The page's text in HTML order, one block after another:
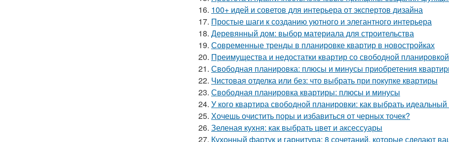
16. 100+ идей и советов для интерьера от экспертов дизайна
17. Простые шаги к созданию уютного и элегантного интерьера
18. Деревянный дом: выбор материала для строительства
19. Современные тренды в планировке квартир в новостройках
20. Преимущества и недостатки квартир со свободной
21. Свободная планировка: плюсы и минусы приобретения
22. Чистовая отделка или без: что выбрать при покупке квартиры
23. Свободная планировка квартиры: плюсы и минусы
24. У кого квартира свободной планировки: как выбрать
25. Хочешь очистить поры и избавиться от черных точек?
26. Зеленая кухня: как выбрать цвет и аксессуары
27. Кухонный фартук и гарнитура: 8 сочетаний, которые сделают